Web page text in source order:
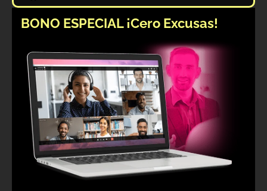
BONO ESPECIAL ¡Cero Excusas!